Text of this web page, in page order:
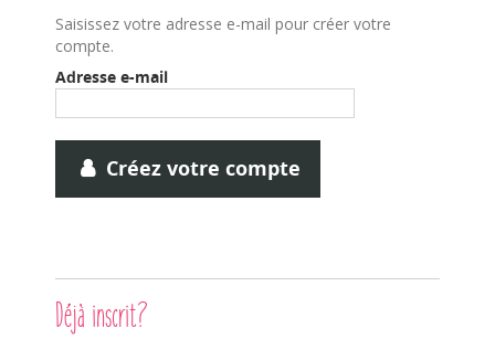
Saisissez votre adresse e-mail pour créer votre
compte.
Adresse e-mail
Créez votre compte
Déjà inscrit?